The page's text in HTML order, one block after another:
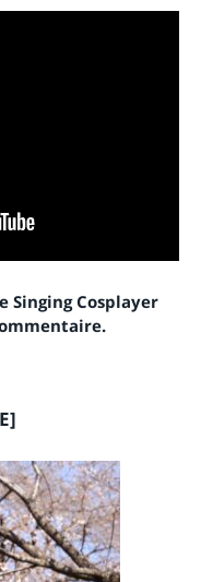
Singing Cosplayer